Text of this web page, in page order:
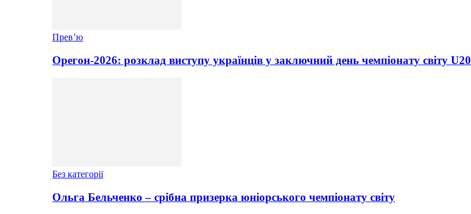
Прев’ю
Орегон-2026: розклад виступу українців у заключний день чемпіонату світу U20
Без категорії
Ольга Бельченко – срібна призерка юніорського чемпіонату світу